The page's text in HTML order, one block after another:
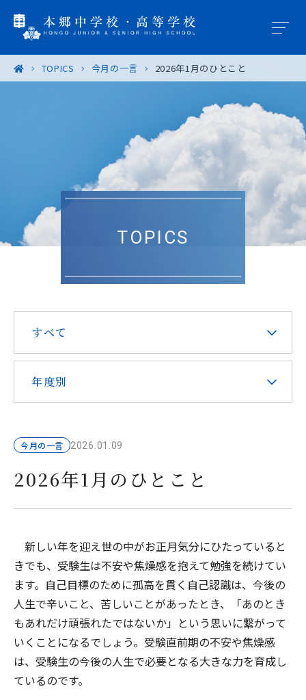
学園概要
入試案内
進路・進学
卒業生の皆様へ
在校生・保護者の皆様へ
お問い合わせ
リンク
このサイトについて
TOPICS 今月の一言 2026年1月のひとこと
TOPICS
すべて
年度別
今月の一言 2026.01.09
2026年1月のひとこと
新しい年を迎え世の中がお正月気分にひたっていると
きでも、受験生は不安や焦燥感を抱えて勉強を続けてい
ます。自己目標のために孤高を貫く自己認識は、今後の
人生で辛いこと、苦しいことがあったとき、「あのとき
もあれだけ頑張れたではないか」という思いに繋がって
いくことになるでしょう。受験直前期の不安や焦燥感
は、受験生の今後の人生で必要となる大きな力を育成し
ているのです。